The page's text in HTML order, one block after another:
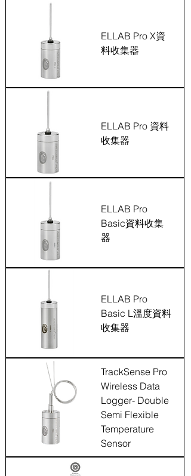
ELLAB Pro X資
料收集器
ELLAB Pro 資料
收集器
ELLAB Pro
Basic資料收集
器
ELLAB Pro
Basic L溫度資料
收集器
TrackSense Pro
Wireless Data
Logger- Double
Semi Flexible
Temperature
Sensor